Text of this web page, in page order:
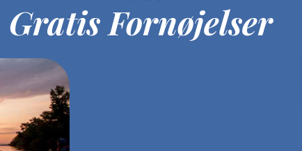
Gratis Fornøjelser